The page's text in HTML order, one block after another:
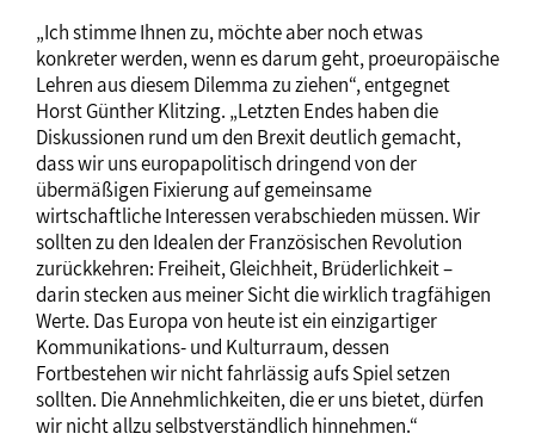
„Ich stimme Ihnen zu, möchte aber noch etwas
konkreter werden, wenn es darum geht, proeuropäische
Lehren aus diesem Dilemma zu ziehen“, entgegnet
Horst Günther Klitzing. „Letzten Endes haben die
Diskussionen rund um den Brexit deutlich gemacht,
dass wir uns europapolitisch dringend von der
übermäßigen Fixierung auf gemeinsame
wirtschaftliche Interessen verabschieden müssen. Wir
sollten zu den Idealen der Französischen Revolution
zurückkehren: Freiheit, Gleichheit, Brüderlichkeit –
darin stecken aus meiner Sicht die wirklich tragfähigen
Werte. Das Europa von heute ist ein einzigartiger
Kommunikations- und Kulturraum, dessen
Fortbestehen wir nicht fahrlässig aufs Spiel setzen
sollten. Die Annehmlichkeiten, die er uns bietet, dürfen
wir nicht allzu selbstverständlich hinnehmen.“